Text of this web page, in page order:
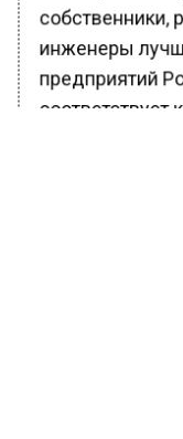
собственники,
инженеры
предприятий
соответствует